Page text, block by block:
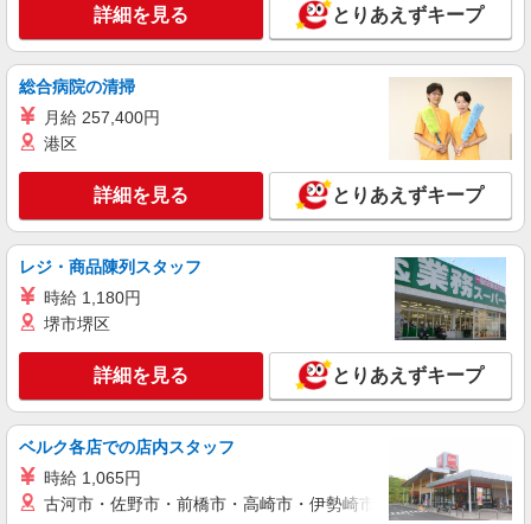
アルバイト・パート： 平日のみ勤務 時給
1,180円 土日勤務可 時給1,220円 社保パート 時
給1,220円
大阪府和泉市あゆみ野4-4-7 ららぽーと和泉
キープ 詳細を見る
ザ・ダイソー
販売スタッフ
アルバイト・パート：時給1,195円 時給制／月
払い（末締め→翌月15日払い）
大阪府和泉市あゆみ野4-4-7 ららぽーと和泉
キープ 詳細を見る
アルバイト パート
オークワ 和泉小田店
スーパーでの夕刻惣菜スタッフ
時給（パート）1260円〜 ★17時〜時給＋100
円、20時〜時給＋150円 時給（大学生・高校生）
詳細を見る とりあえずキープ
総合病院の清掃
月給 257,400円
港区
詳細を見る とりあえずキープ
レジ・商品陳列スタッフ
時給 1,180円
堺市堺区
詳細を見る とりあえずキープ
ベルク各店での店内スタッフ
時給 1,065円
古河市・佐野市・前橋市・高崎市・伊勢崎市・太田市・館林市